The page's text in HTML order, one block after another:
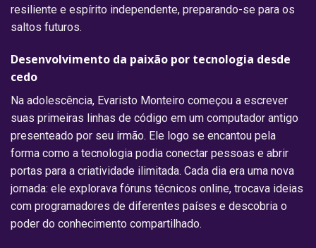
resiliente e espírito independente, preparando-se para os
saltos futuros.
Desenvolvimento da paixão por tecnologia desde
cedo
Na adolescência, Evaristo Monteiro começou a escrever
suas primeiras linhas de código em um computador antigo
presenteado por seu irmão. Ele logo se encantou pela
forma como a tecnologia podia conectar pessoas e abrir
portas para a criatividade ilimitada. Cada dia era uma nova
jornada: ele explorava fóruns técnicos online, trocava ideias
com programadores de diferentes países e descobria o
poder do conhecimento compartilhado.